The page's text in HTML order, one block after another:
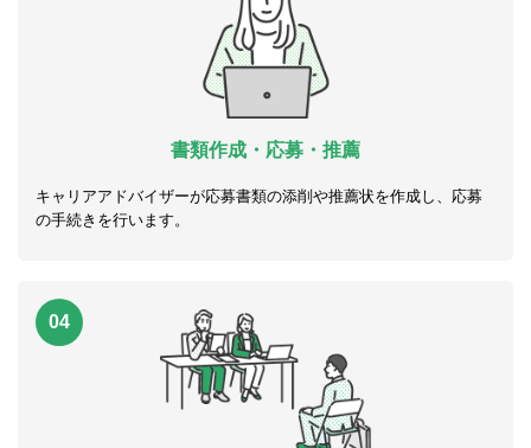
書類作成・応募・推薦
キャリアアドバイザーが応募書類の添削や推薦状を作成し、応募
の手続きを行います。
04